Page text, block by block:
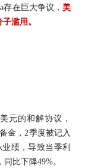
在巨大争议， 美
滥用。
元的和解协议，
金，2季度被记入
绩，导致当季利
比下降49%。